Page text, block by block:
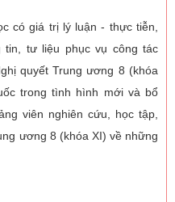
có giá trị lý luận - thực tiễn,
tin, tư liệu phục vụ công tác
quyết Trung ương 8 (khóa
trong tình hình mới và bổ
viên nghiên cứu, học tập,
ương 8 (khóa XI) về những